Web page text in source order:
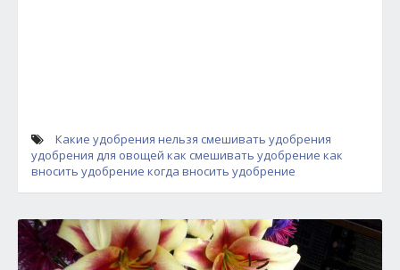
Какие удобрения нельзя смешивать удобрения
удобрения для овощей как смешивать удобрение как
вносить удобрение когда вносить удобрение